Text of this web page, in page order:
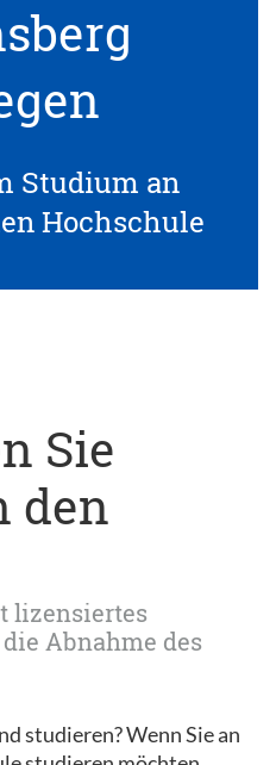
Studium an
Hochschule
Sie
den
lizensiertes
Abnahme des
studieren? Wenn Sie an